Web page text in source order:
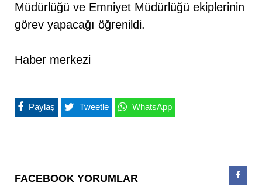
Müdürlüğü ve Emniyet Müdürlüğü ekiplerinin
görev yapacağı öğrenildi.
Haber merkezi
Paylaş Tweetle WhatsApp
FACEBOOK YORUMLAR